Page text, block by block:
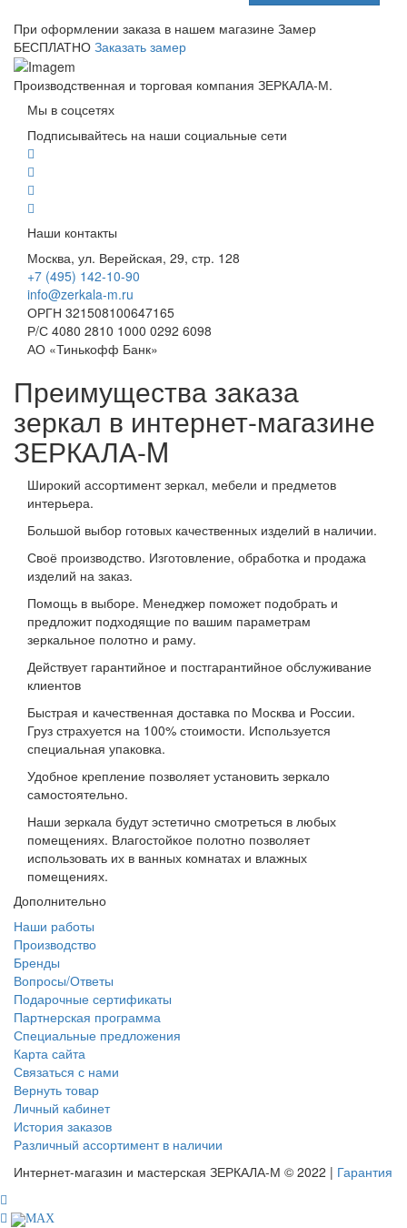
При оформлении заказа в нашем магазине Замер
БЕСПЛАТНО Заказать замер
Производственная и торговая компания ЗЕРКАЛА-М.
Мы в соцсетях
Подписывайтесь на наши социальные сети
Наши контакты
Москва, ул. Верейская, 29, стр. 128
+7 (495) 142-10-90
info@zerkala-m.ru
ОРГН 321508100647165
Р/С 4080 2810 1000 0292 6098
АО «Тинькофф Банк»
Преимущества заказа
зеркал в интернет-магазине
ЗЕРКАЛА-M
Широкий ассортимент зеркал, мебели и предметов
интерьера.
Большой выбор готовых качественных изделий в наличии.
Своё производство. Изготовление, обработка и продажа
изделий на заказ.
Помощь в выборе. Менеджер поможет подобрать и
предложит подходящие по вашим параметрам
зеркальное полотно и раму.
Действует гарантийное и постгарантийное обслуживание
клиентов
Быстрая и качественная доставка по Москва и России.
Груз страхуется на 100% стоимости. Используется
специальная упаковка.
Удобное крепление позволяет установить зеркало
самостоятельно.
Наши зеркала будут эстетично смотреться в любых
помещениях. Влагостойкое полотно позволяет
использовать их в ванных комнатах и влажных
помещениях.
Дополнительно
Наши работы
Производство
Бренды
Вопросы/Ответы
Подарочные сертификаты
Партнерская программа
Специальные предложения
Карта сайта
Связаться с нами
Вернуть товар
Личный кабинет
История заказов
Различный ассортимент в наличии
Интернет-магазин и мастерская ЗЕРКАЛА-М © 2022 | Гарантия